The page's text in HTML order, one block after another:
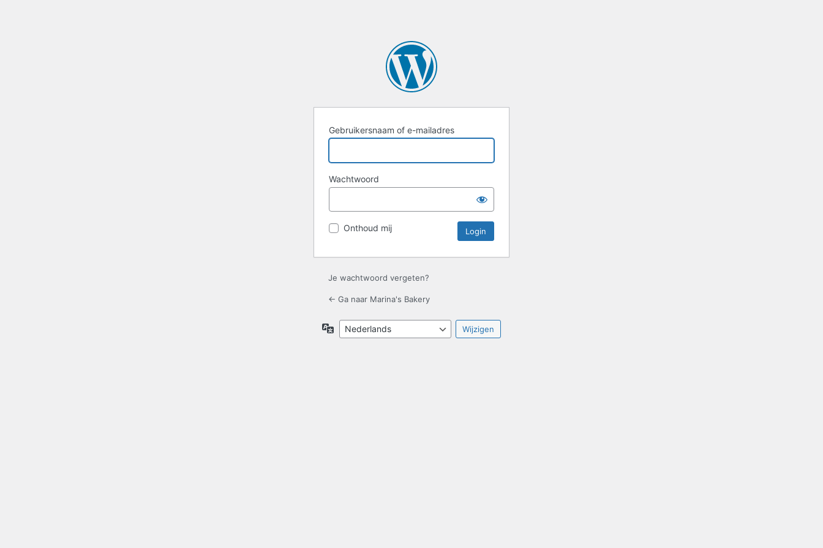
Gebruikersnaam of e-mailadres
Wachtwoord
Onthoud mij
Je wachtwoord vergeten?
← Ga naar Marina's Bakery
Taal